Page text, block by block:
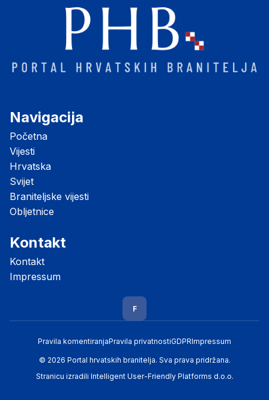
Navigacija
Početna
Vijesti
Hrvatska
Svijet
Braniteljske vijesti
Obljetnice
Kontakt
Kontakt
Impressum
F
Pravila komentiranjaPravila privatnostiGDPRImpressum
© 2026 Portal hrvatskih branitelja. Sva prava pridržana.
Stranicu izradili Intelligent User-Friendly Platforms d.o.o.